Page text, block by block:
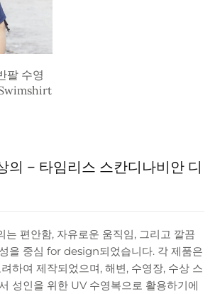
팔 수영
의 – 타임리스 스칸디나비안 디
는 편안함, 자유로운 움직임, 그리고 깔끔
을 중심 for design되었습니다. 각 제품은
하여 제작되었으며, 해변, 수영장, 수상 스
성인을 위한 UV 수영복으로 활용하기에